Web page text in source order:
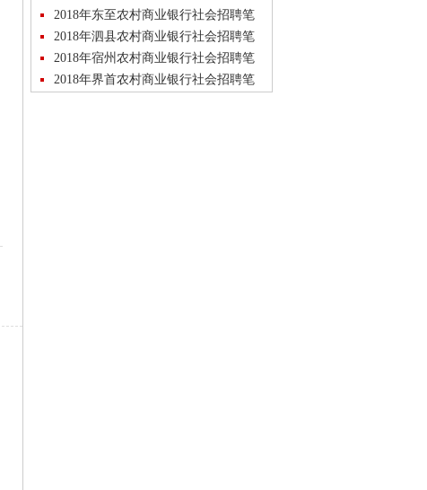
试准考
2018年东至农村商业银行社会招聘笔
试准考
2018年泗县农村商业银行社会招聘笔
试准考
2018年宿州农村商业银行社会招聘笔
试准考
2018年界首农村商业银行社会招聘笔